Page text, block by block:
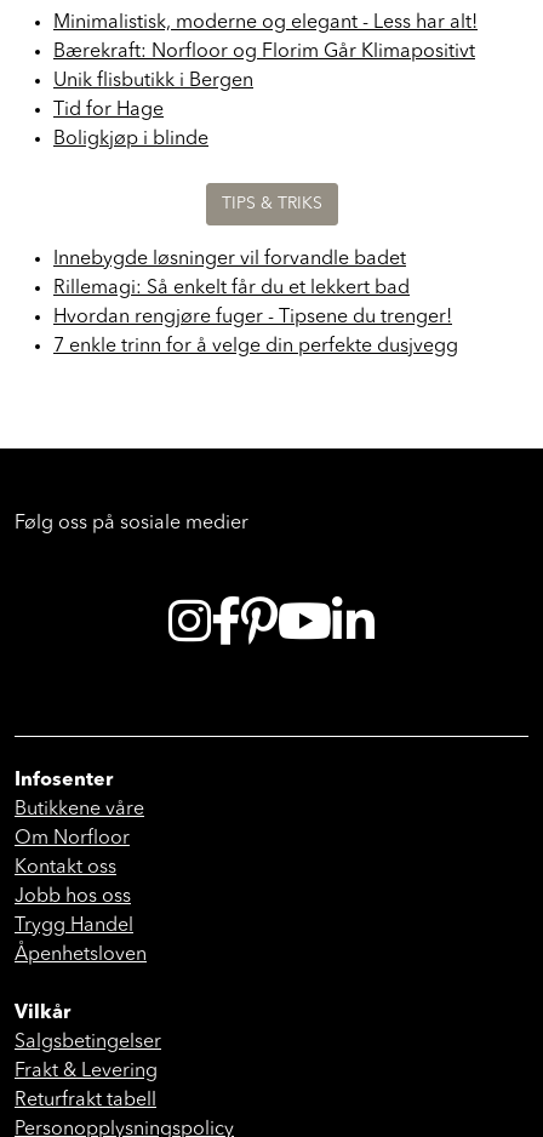
Minimalistisk, moderne og elegant - Less har alt!
Bærekraft: Norfloor og Florim Går Klimapositivt
Unik flisbutikk i Bergen
Tid for Hage
Boligkjøp i blinde
TIPS & TRIKS
Innebygde løsninger vil forvandle badet
Rillemagi: Så enkelt får du et lekkert bad
Hvordan rengjøre fuger - Tipsene du trenger!
7 enkle trinn for å velge din perfekte dusjvegg
Følg oss på sosiale medier
Infosenter
Butikkene våre
Om Norfloor
Kontakt oss
Jobb hos oss
Trygg Handel
Åpenhetsloven
Vilkår
Salgsbetingelser
Frakt & Levering
Returfrakt tabell
Personopplysningspolicy